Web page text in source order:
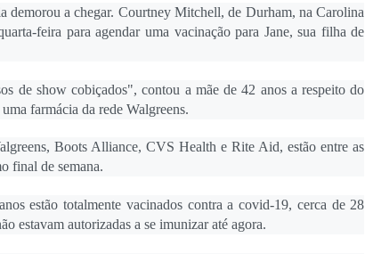
demorou a chegar. Courtney Mitchell, de Durham, na Carolina
feira para agendar uma vacinação para Jane, sua filha de
de show cobiçados", contou a mãe de 42 anos a respeito do
farmácia da rede Walgreens.
Boots Alliance, CVS Health e Rite Aid, estão entre as
final de semana.
estão totalmente vacinados contra a covid-19, cerca de 28
estavam autorizadas a se imunizar até agora.